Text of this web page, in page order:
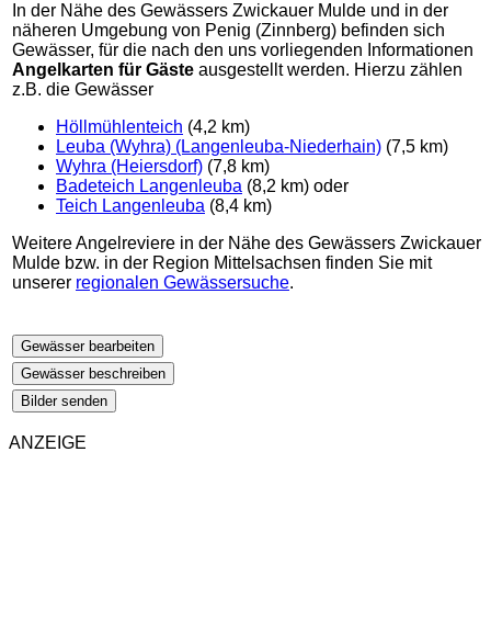
In der Nähe des Gewässers Zwickauer Mulde und in der
näheren Umgebung von Penig (Zinnberg) befinden sich
Gewässer, für die nach den uns vorliegenden Informationen
Angelkarten für Gäste ausgestellt werden. Hierzu zählen
z.B. die Gewässer
Höllmühlenteich (4,2 km)
Leuba (Wyhra) (Langenleuba-Niederhain) (7,5 km)
Wyhra (Heiersdorf) (7,8 km)
Badeteich Langenleuba (8,2 km) oder
Teich Langenleuba (8,4 km)
Weitere Angelreviere in der Nähe des Gewässers Zwickauer
Mulde bzw. in der Region Mittelsachsen finden Sie mit
unserer regionalen Gewässersuche.
Gewässer bearbeiten
Gewässer beschreiben
Bilder senden
ANZEIGE